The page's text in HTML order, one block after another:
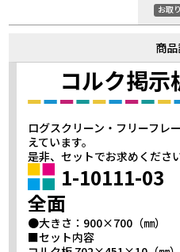
お取
商
コルク掲
ログスクリーン・フリーフレ
えています。
是非、セットでお求めください
1-10111-03
全面
●大きさ：900×700（㎜）
■セット内容